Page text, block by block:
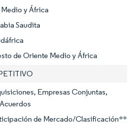
y África
Saudita
de Oriente Medio y África
Empresas Conjuntas,
de Mercado/Clasificación**